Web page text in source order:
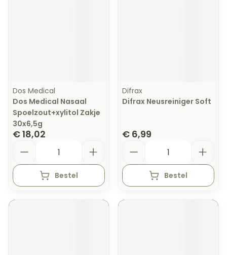
Dos Medical
Dos Medical Nasaal
Spoelzout+xylitol Zakje
30x6,5g
€ 18,02
Bestel
Difrax
Difrax Neusreiniger Soft
€ 6,99
Bestel